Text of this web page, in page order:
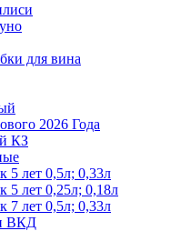
для вина
2026 Года
КЗ
5 лет 0,5л; 0,33л
5 лет 0,25л; 0,18л
7 лет 0,5л; 0,33л
ВКД